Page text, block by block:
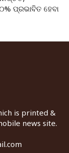
ପ୍ରଭାବିତ ହେବା
is printed &
news site.